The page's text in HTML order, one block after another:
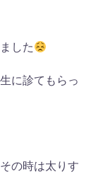
した
に診てもらっ
の時は太りす